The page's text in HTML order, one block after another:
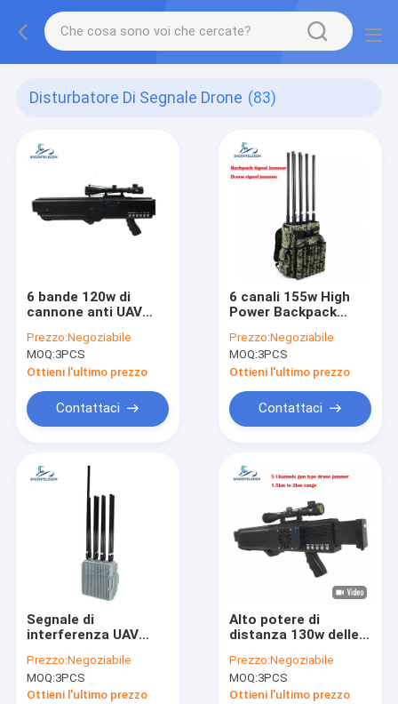
Disturbatore Di Segnale Drone (83)
6 bande 120w di
cannone anti UAV
1 km portabile drone
jammer
Prezzo:Negoziabile
MOQ:3PCS
Ottieni l'ultimo prezzo
Contattaci
6 canali 155w High
Power Backpack
Prezzo:Negoziabile
MOQ:3PCS
Ottieni l'ultimo prezzo
Contattaci
Segnale di
interferenza UAV
bande 550w Potenza
2KM fisso
Prezzo:Negoziabile
MOQ:3PCS
Ottieni l'ultimo prezzo
Alto potere di
distanza 130w delle
stampo 5
dell'emittente di
disturbo del segnale
Prezzo:Negoziabile
MOQ:3PCS
Ottieni l'ultimo prezzo